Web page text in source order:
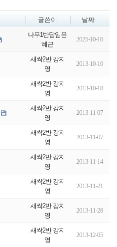
글쓴이 날짜
나무1반담임윤
혜근
2025-10-10
새싹2반 강지
영
2013-10-10
새싹2반 강지
영
2013-10-18
새싹2반 강지
영
2013-11-07
새싹2반 강지
영
2013-11-07
새싹2반 강지
영
2013-11-14
새싹2반 강지
영
2013-11-21
새싹2반 강지
영
2013-11-28
새싹2반 강지
영
2013-12-05